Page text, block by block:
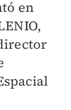
en
,